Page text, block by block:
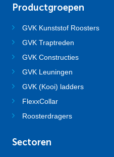
Productgroepen
GVK Kunststof Roosters
GVK Traptreden
GVK Constructies
GVK Leuningen
GVK (Kooi) ladders
FlexxCollar
Roosterdragers
Sectoren